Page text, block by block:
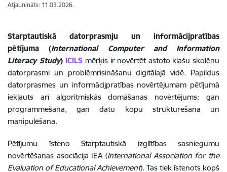
Atjaunināts: 11.03.2026.
Starptautiskā datorprasmju un informācijpratības
pētījuma (International Computer and Information
Literacy Study)ICILS mērķis ir novērtēt astoto klašu skolēnu
datorprasmi un problēmrisināšanu digitālajā vidē. Papildus
datorprasmes un informācijpratības novērtējumam pētījumā
iekļauts arī algoritmiskās domāšanas novērtējums: gan
programmēšana, gan datu kopu strukturēšana un
manipulēšana.
Pētījumu īsteno Starptautiskā izglītības sasniegumu
novērtēšanas asociācija IEA (International Association for the
Evaluation of Educational Achievement). Tas tiek īstenots kopš